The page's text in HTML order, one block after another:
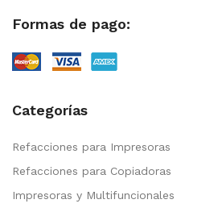
Formas de pago:
Categorías
Refacciones para Impresoras
Refacciones para Copiadoras
Impresoras y Multifuncionales